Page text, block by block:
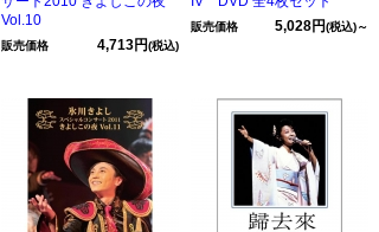
Vol.10
販売価格 4,713円(税込)
販売価格 5,028円(税込)～